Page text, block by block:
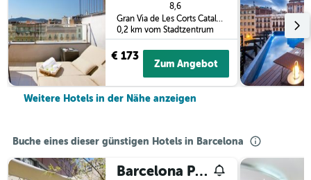
8,6
Gran Via de Les Corts Catalanes, 678, Barcelona, Spanien
0,2 km vom Stadtzentrum
€ 173
Zum Angebot
Weitere Hotels in der Nähe anzeigen
Buche eines dieser günstigen Hotels in Barcelona
Barcelona Pere Tarres Youth Hostel